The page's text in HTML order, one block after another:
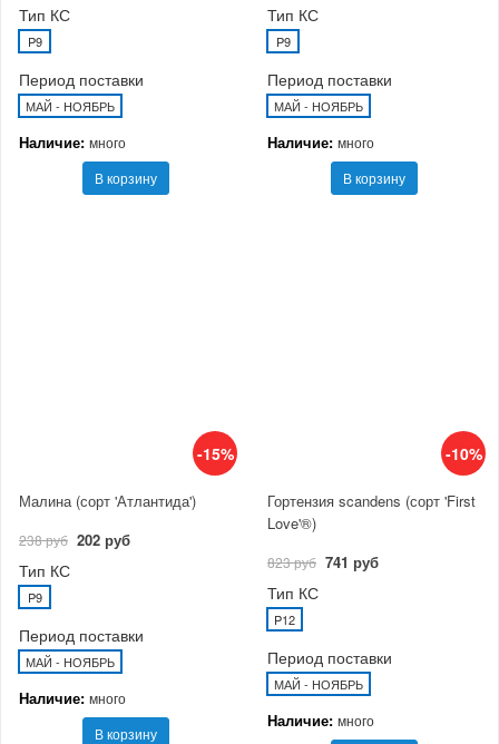
Тип КС
P9
Период поставки
МАЙ - НОЯБРЬ
Наличие: много
В корзину
Тип КС
P9
Период поставки
МАЙ - НОЯБРЬ
Наличие: много
В корзину
-15%
Малина (сорт 'Атлантида')
238 руб 202 руб
Тип КС
P9
Период поставки
МАЙ - НОЯБРЬ
Наличие: много
В корзину
-10%
Гортензия scandens (сорт 'First
Love'®)
823 руб 741 руб
Тип КС
P12
Период поставки
МАЙ - НОЯБРЬ
Наличие: много